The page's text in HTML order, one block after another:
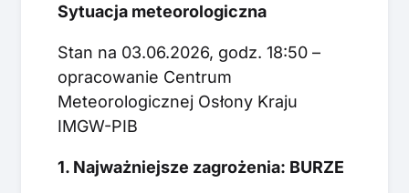
Sytuacja meteorologiczna
Stan na 03.06.2026, godz. 18:50 –
opracowanie Centrum
Meteorologicznej Osłony Kraju
IMGW-PIB
1. Najważniejsze zagrożenia: BURZE